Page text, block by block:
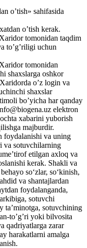
o’tish» sahifasida
o’tish kerak.
tomonidan taqdim
to’g’riligi uchun
tomonidan
shaxslarga oshkor
o’z login va
shaxslar
bo’yicha har qanday
elektron
xabarini yuborish
majburdir.
foydalanishi va uning
va sotuvchilarning
etilgan axloq va
kerak. Shakli va
so‘zlar, so‘kinish,
va shantajlardan
foydalanganda,
sotuvchi
ta’minotga, sotuvchining
to’g’ri yoki bilvosita
qadriyatlarga zarar
harakatlarni amalga